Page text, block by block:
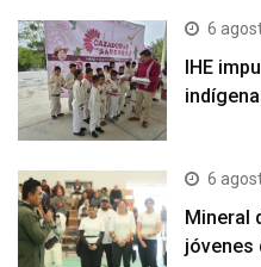
6
IHE
6
Mineral
jóvenes